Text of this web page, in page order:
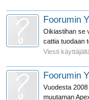
Foorumin
Oikiastihan se
cattia tuodaan
Viesti
Foorumin
Vuodesta
muutaman